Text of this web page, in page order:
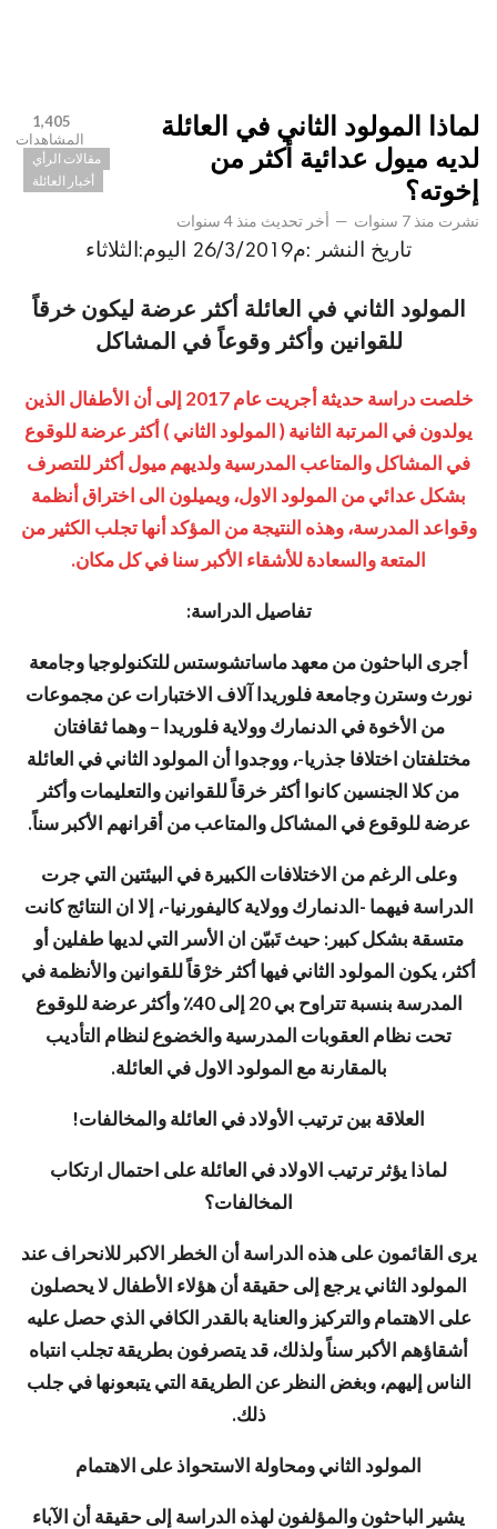
لماذا المولود الثاني في العائلة
لديه ميول عدائية أكثر من
إخوته؟
نشرت منذ 7 سنوات — أخر تحديث منذ 4 سنوات
1,405
المشاهدات
مقالات الرأي
أخبار العائلة
تاريخ النشر :م26/3/2019 اليوم:الثلاثاء
المولود الثاني في العائلة أكثر عرضة ليكون خرقاً
للقوانين وأكثر وقوعاً في المشاكل
خلصت دراسة حديثة أجريت عام 2017 إلى أن الأطفال الذين
يولدون في المرتبة الثانية ( المولود الثاني ) أكثر عرضة للوقوع
في المشاكل والمتاعب المدرسية ولديهم ميول أكثر للتصرف
بشكل عدائي من المولود الاول، ويميلون الى اختراق أنظمة
وقواعد المدرسة، وهذه النتيجة من المؤكد أنها تجلب الكثير من
المتعة والسعادة للأشقاء الأكبر سنا في كل مكان.
تفاصيل الدراسة:
أجرى الباحثون من معهد ماساتشوستس للتكنولوجيا وجامعة
نورث وسترن وجامعة فلوريدا آلاف الاختبارات عن مجموعات
من الأخوة في الدنمارك وولاية فلوريدا – وهما ثقافتان
مختلفتان اختلافا جذريا-، ووجدوا أن المولود الثاني في العائلة
من كلا الجنسين كانوا أكثر خرقاً للقوانين والتعليمات وأكثر
عرضة للوقوع في المشاكل والمتاعب من أقرانهم الأكبر سناً.
وعلى الرغم من الاختلافات الكبيرة في البيئتين التي جرت
الدراسة فيهما -الدنمارك وولاية كاليفورنيا-، إلا ان النتائج كانت
متسقة بشكل كبير: حيث تَبيّن ان الأسر التي لديها طفلين أو
أكثر، يكون المولود الثاني فيها أكثر خرْقاً للقوانين والأنظمة في
المدرسة بنسبة تتراوح بي 20 إلى 40٪ وأكثر عرضة للوقوع
تحت نظام العقوبات المدرسية والخضوع لنظام التأديب
بالمقارنة مع المولود الاول في العائلة.
العلاقة بين ترتيب الأولاد في العائلة والمخالفات!
لماذا يؤثر ترتيب الاولاد في العائلة على احتمال ارتكاب
المخالفات؟
يرى القائمون على هذه الدراسة أن الخطر الاكبر للانحراف عند
المولود الثاني يرجع إلى حقيقة أن هؤلاء الأطفال لا يحصلون
على الاهتمام والتركيز والعناية بالقدر الكافي الذي حصل عليه
أشقاؤهم الأكبر سناً ولذلك، قد يتصرفون بطريقة تجلب انتباه
الناس إليهم، وبغض النظر عن الطريقة التي يتبعونها في جلب
ذلك.
المولود الثاني ومحاولة الاستحواذ على الاهتمام
يشير الباحثون والمؤلفون لهذه الدراسة إلى حقيقة أن الآباء